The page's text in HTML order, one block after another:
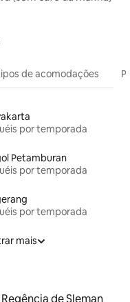
de acomodações
por temporada
Petamburan
por temporada
por temporada
mais
Regência de Sleman